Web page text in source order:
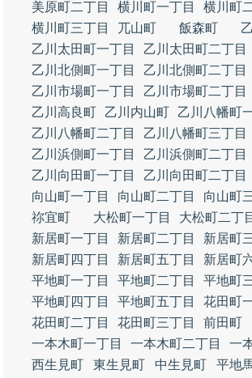
美原町二丁目 横川町一丁目
横川町
横川町三丁目
兀山町 飯森町
乙川太田町一丁目
乙川太田町二丁目
乙川北側町一丁目
乙川北側町二丁目
乙川市場町一丁目
乙川市場町二丁目
乙川高良町
乙川内山町
乙川八幡町
乙川八幡町二丁目
乙川八幡町三丁目
乙川浜側町一丁目
乙川浜側町二丁目
乙川向田町一丁目
乙川向田町二丁目
向山町一丁目
向山町二丁目
向山町
祢宜町
大松町一丁目 大松町二丁
新居町一丁目
新居町二丁目
新居町
新居町四丁目
新居町五丁目
新居町
平地町一丁目
平地町二丁目
平地町
平地町四丁目
平地町五丁目
花田町
花田町二丁目
花田町三丁目
前田町
一本木町一丁目
一本木町二丁目
一
西生見町
東生見町 中生見町
平地